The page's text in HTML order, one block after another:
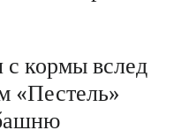
с кормы вслед
«Пестель»